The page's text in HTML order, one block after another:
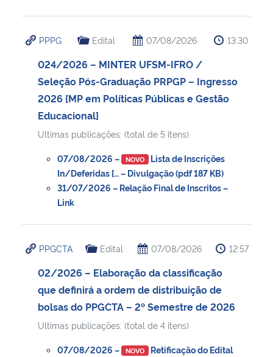
PPPG Edital 07/08/2026 13:30
024/2026 – MINTER UFSM-IFRO /
Seleção Pós-Graduação PRPGP – Ingresso
2026 [MP em Políticas Públicas e Gestão
Educacional]
Ultimas publicações: (total de 5 itens)
07/08/2026 – NOVO Lista de Inscrições
In/Deferidas [… – Divulgação (pdf 187 KB)
31/07/2026 – Relação Final de Inscritos –
Link
PPGCTA Edital 07/08/2026 12:57
02/2026 – Elaboração da classificação
que definirá a ordem de distribuição de
bolsas do PPGCTA – 2º Semestre de 2026
Ultimas publicações: (total de 4 itens)
07/08/2026 – NOVO Retificação do Edital